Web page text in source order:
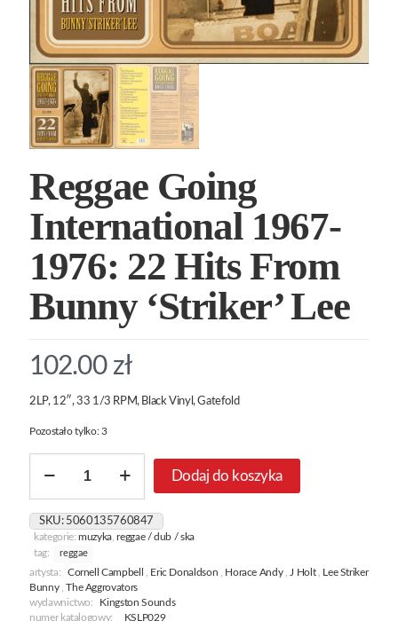
Reggae Going
International 1967-
1976: 22 Hits From
Bunny ‘Striker’ Lee
102.00 zł
2LP, 12″, 33 1/3 RPM, Black Vinyl, Gatefold
Pozostało tylko: 3
Reggae
International
1967-
1976:
Hits
From
Dodaj do koszyka
SKU: 5060135760847
kategorie:muzyka ,reggae / dub / ska
tag:
reggae
artysta: Cornell Campbell Eric Donaldson Horace Andy, J Holt,
Lee Striker
Bunny,The Aggrovators
wydawnictwo:
Kingston Sounds
numer katalogowy:
KSLP029